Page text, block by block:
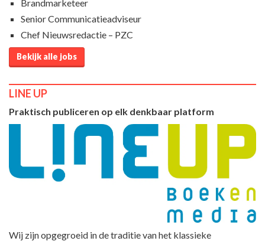
Brandmarketeer
Senior Communicatieadviseur
Chef Nieuwsredactie – PZC
Bekijk alle jobs
LINE UP
Praktisch publiceren op elk denkbaar platform
Wij zijn opgegroeid in de traditie van het klassieke